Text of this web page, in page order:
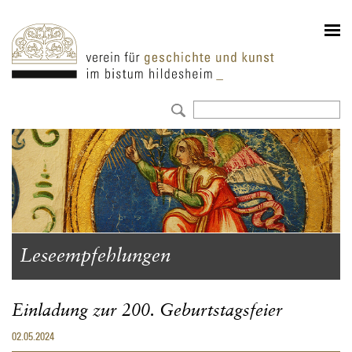
Leseempfehlungen
Einladung zur 200. Geburtstagsfeier
02.05.2024